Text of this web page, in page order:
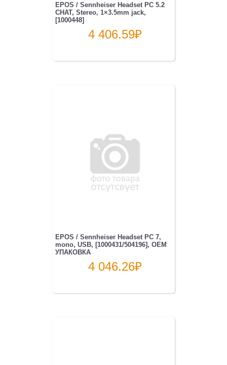
EPOS / Sennheiser Headset PC 5.2
CHAT, Stereo, 1×3.5mm jack,
[1000448]
4 406.59₽
EPOS / Sennheiser Headset PC 7,
mono, USB, [1000431/504196], OEM
УПАКОВКА
4 046.26₽